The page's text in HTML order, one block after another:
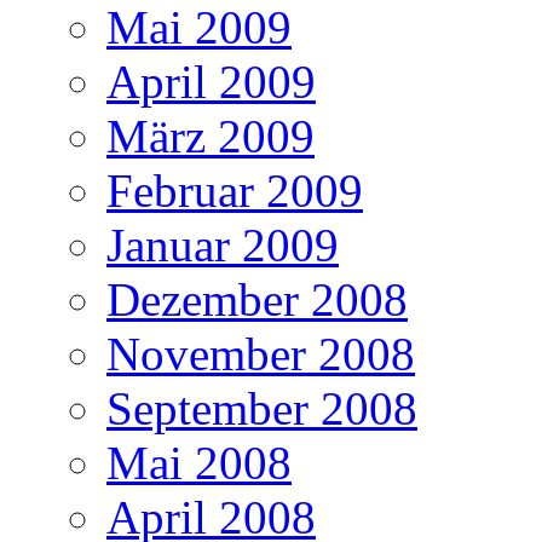
Mai 2009
April 2009
März 2009
Februar 2009
Januar 2009
Dezember 2008
November 2008
September 2008
Mai 2008
April 2008